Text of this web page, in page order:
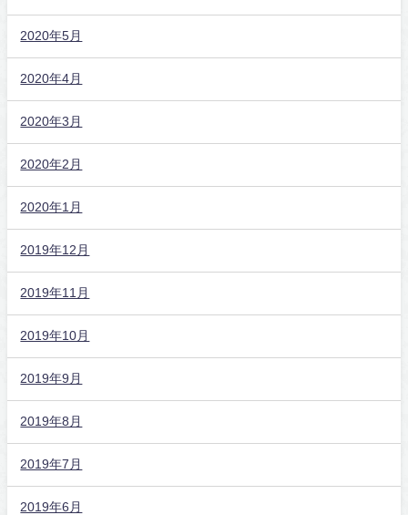
2020年5月
2020年4月
2020年3月
2020年2月
2020年1月
2019年12月
2019年11月
2019年10月
2019年9月
2019年8月
2019年7月
2019年6月